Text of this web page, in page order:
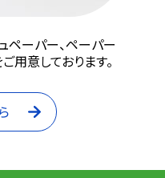
ペーパー、ペーパー
用意しております。